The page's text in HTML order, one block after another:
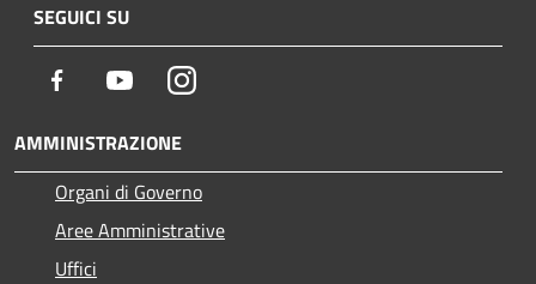
SEGUICI SU
Facebook YoutubeInstagram
AMMINISTRAZIONE
Organi di Governo
Aree Amministrative
Uffici